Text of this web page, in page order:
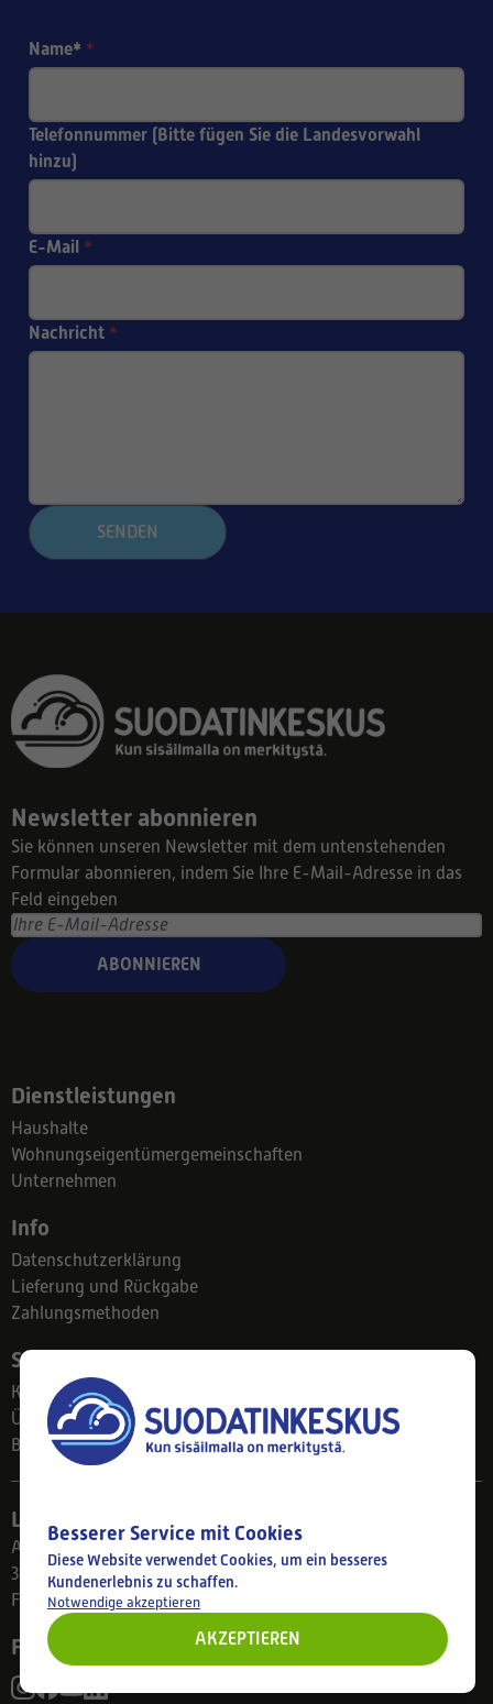
Name* *
Telefonnummer (Bitte fügen Sie die Landesvorwahl
hinzu)
E-Mail *
Nachricht *
SENDEN
Newsletter abonnieren
Sie können unseren Newsletter mit dem untenstehenden
Formular abonnieren, indem Sie Ihre E-Mail-Adresse in das
Feld eingeben
ABONNIEREN
Dienstleistungen
Haushalte
Wohnungseigentümergemeinschaften
Unternehmen
Info
Datenschutzerklärung
Lieferung und Rückgabe
Zahlungsmethoden
Suodatinkeskus
Kontakt
Über uns
Blog
Ladengeschäft
Ahlmanintie 61
33800 Tampere
Finnland
Folgen Sie uns
Besserer Service mit Cookies
Diese Website verwendet Cookies, um ein besseres
Kundenerlebnis zu schaffen.
Notwendige akzeptieren
AKZEPTIEREN